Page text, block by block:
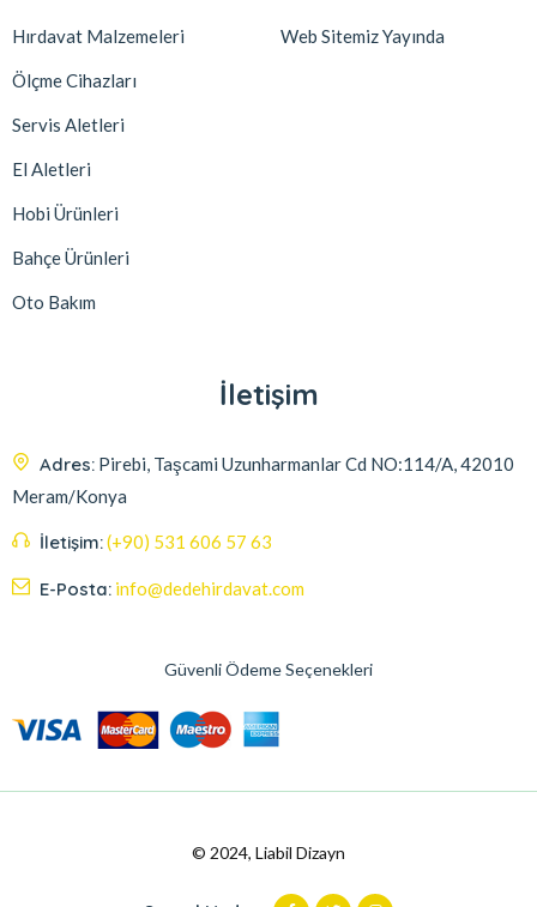
Hırdavat Malzemeleri
Ölçme Cihazları
Servis Aletleri
El Aletleri
Hobi Ürünleri
Bahçe Ürünleri
Oto Bakım
Web Sitemiz Yayında
İletişim
Adres: Pirebi, Taşcami Uzunharmanlar Cd NO:114/A, 42010
Meram/Konya
İletişim:(+90) 531 606 57 63
E-Posta: info@dedehirdavat.com
Güvenli Ödeme Seçenekleri
© 2024, Liabil Dizayn